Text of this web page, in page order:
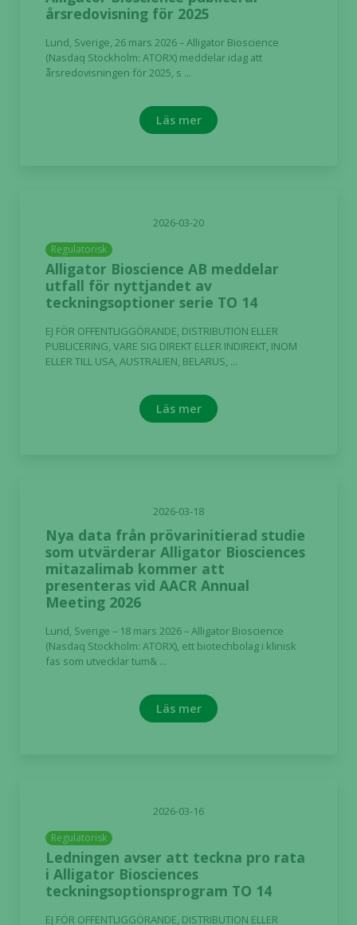
årsredovisning för 2025
Lund, Sverige, 26 mars 2026 – Alligator Bioscience
(Nasdaq Stockholm: ATORX) meddelar idag att
årsredovisningen för 2025, s ...
Läs mer
2026-03-20
Regulatorisk
Alligator Bioscience AB meddelar
utfall för nyttjandet av
teckningsoptioner serie TO 14
EJ FÖR OFFENTLIGGÖRANDE, DISTRIBUTION ELLER
PUBLICERING, VARE SIG DIREKT ELLER INDIREKT, INOM
ELLER TILL USA, AUSTRALIEN, BELARUS, ...
Läs mer
2026-03-18
Nya data från prövarinitierad studie
som utvärderar Alligator Biosciences
mitazalimab kommer att
presenteras vid AACR Annual
Meeting 2026
Lund, Sverige – 18 mars 2026 – Alligator Bioscience
(Nasdaq Stockholm: ATORX), ett biotechbolag i klinisk
fas som utvecklar tum& ...
Läs mer
2026-03-16
Regulatorisk
Ledningen avser att teckna pro rata
i Alligator Biosciences
teckningsoptionsprogram TO 14
EJ FÖR OFFENTLIGGÖRANDE, DISTRIBUTION ELLER